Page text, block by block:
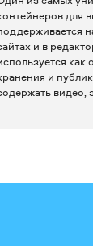
для
и в
и
видео,